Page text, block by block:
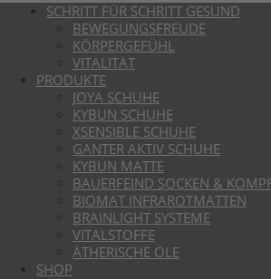
SCHRITT FÜR SCHRITT GESUND
BEWEGUNGSFREUDE
KÖRPERGEFÜHL
VITALITÄT
PRODUKTE
JOYA SCHUHE
KYBUN SCHUHE
XSENSIBLE SCHUHE
GANTER AKTIV SCHUHE
KYBUN MATTE
BAUERFEIND SOCKEN &
BIOMAT INFRAROTMATTEN
BRAINLIGHT SYSTEME
VITALSTOFFE
ÄTHERISCHE ÖLE
SHOP